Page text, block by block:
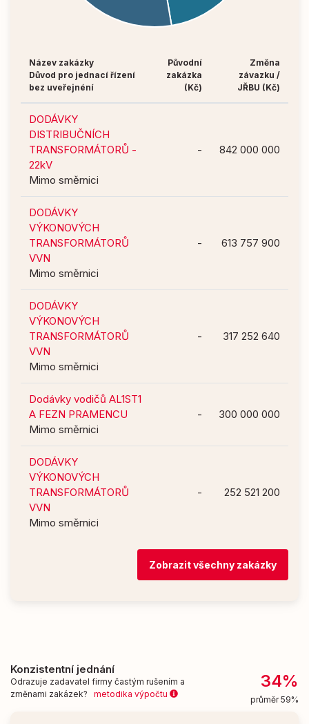
Název zakázky
Důvod pro jednací řízení
bez uveřejnéní
Původní
zakázka
(Kč)
Změna
závazku /
JŘBU (Kč)
DODÁVKY
DISTRIBUČNÍCH
TRANSFORMÁTORŮ -
22kV
Mimo směrnici
- 842 000 000
DODÁVKY
VÝKONOVÝCH
TRANSFORMÁTORŮ
VVN
Mimo směrnici
- 613 757 900
DODÁVKY
VÝKONOVÝCH
TRANSFORMÁTORŮ
VVN
Mimo směrnici
- 317 252 640
Dodávky vodičů AL1ST1
A FEZN PRAMENCU
Mimo směrnici
- 300 000 000
DODÁVKY
VÝKONOVÝCH
TRANSFORMÁTORŮ
VVN
Mimo směrnici
- 252 521 200
Zobrazit všechny zakázky
Konzistentní jednání
Odrazuje zadavatel firmy častým rušením a
změnami zakázek? metodika výpočtu
34%
průměr 59%